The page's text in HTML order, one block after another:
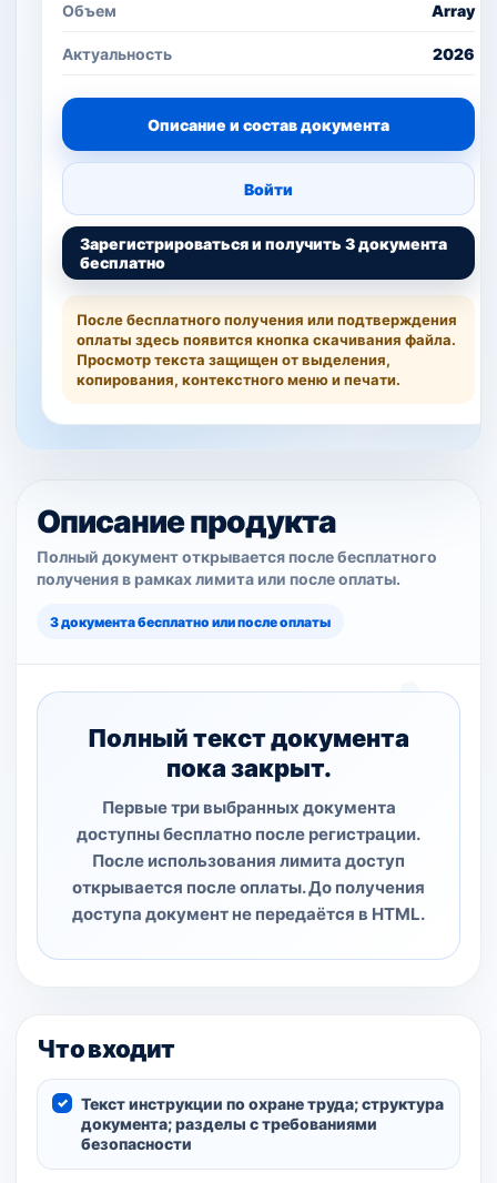
Объем Array
Актуальность 2026
Описание и состав документа
Войти
Зарегистрироваться и получить 3 документа
бесплатно
После бесплатного получения или подтверждения
оплаты здесь появится кнопка скачивания файла.
Просмотр текста защищен от выделения,
копирования, контекстного меню и печати.
Описание продукта
Полный документ открывается после бесплатного
получения в рамках лимита или после оплаты.
3 документа бесплатно или после оплаты
Полный текст документа
пока закрыт.
Первые три выбранных документа
доступны бесплатно после регистрации.
После использования лимита доступ
открывается после оплаты. До получения
доступа документ не передаётся в HTML.
Что входит
Текст инструкции по охране труда; структура
документа; разделы с требованиями
безопасности